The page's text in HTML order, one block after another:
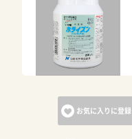
お気に入りに登録